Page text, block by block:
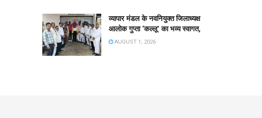
व्यापार मंडल के नवनियुक्त जिलाध्यक्ष
आलोक गुप्ता ‘कल्लू’ का भव्य स्वागत,
AUGUST 1, 2026